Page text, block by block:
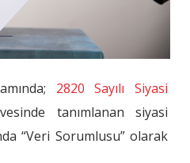
2820 Sayılı Siyasi
tanımlanan siyasi
“Veri Sorumlusu” olarak